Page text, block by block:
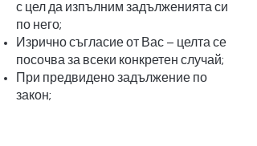
с цел да изпълним задълженията си
по него;
Изрично съгласие от Вас – целта се
посочва за всеки конкретен случай;
При предвидено задължение по
закон;